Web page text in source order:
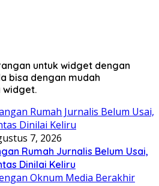
untuk widget dengan
bisa dengan mudah
widget.
7, 2026
Rumah Jurnalis Belum Usai,
Dinilai Keliru